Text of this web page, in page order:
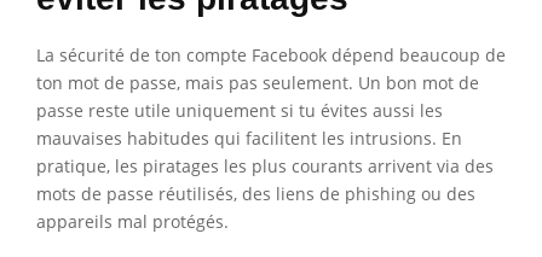
La sécurité de ton compte Facebook dépend beaucoup de
ton mot de passe, mais pas seulement. Un bon mot de
passe reste utile uniquement si tu évites aussi les
mauvaises habitudes qui facilitent les intrusions. En
pratique, les piratages les plus courants arrivent via des
mots de passe réutilisés, des liens de phishing ou des
appareils mal protégés.